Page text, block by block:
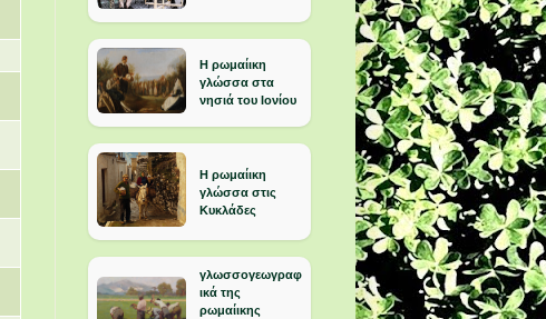
Η ρωμαίικη
γλώσσα στα
νησιά του Ιονίου
Η ρωμαίικη
γλώσσα στις
Κυκλάδες
γλωσσογεωγραφ
ικά της
ρωμαίικης